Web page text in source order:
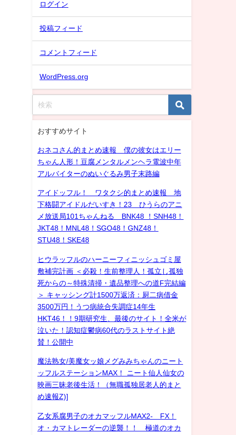
ログイン
投稿フィード
コメントフィード
WordPress.org
おすすめサイト
おネコさん的まとめ速報 僕の彼女はエリー
ちゃん人形！豆腐メンタルメンヘラ電波中年
アルバイターのぬいぐるみ男子末路編
アイドッフル！ ワタクシ的まとめ速報 地
下格闘アイドルだいすき！23 ひうらのアニ
メ放送局101ちゃんねる BNK48 ！SNH48！
JKT48！MNL48！SGO48！GNZ48！
STU48！SKE48
ヒウラッフルのハーニーフィニッシュゴミ屋
敷補完計画 ＜必殺！生前整理人！孤立し孤独
死からの～特殊清掃・遺品整理への道F完結編
＞ キャッシング計1500万返済：厨二病借金
3500万円！うつ病統合失調症14年生
HKT46！！9期研究生、最後のサイト！全米が
泣いた！認知症鬱病60代のラストサイト絶
賛！公開中
魔法熟女/美魔女ッ娘メグみみちゃんのニート
ッフルステーションMAX！ ニート仙人仙女の
映画三昧老後生活！（無職孤独居老人的まと
め速報Z)]
乙女系腐男子のオカマッフルMAX2- FX！
オ・カマトレーダーの逆襲！！ 極道のオカ